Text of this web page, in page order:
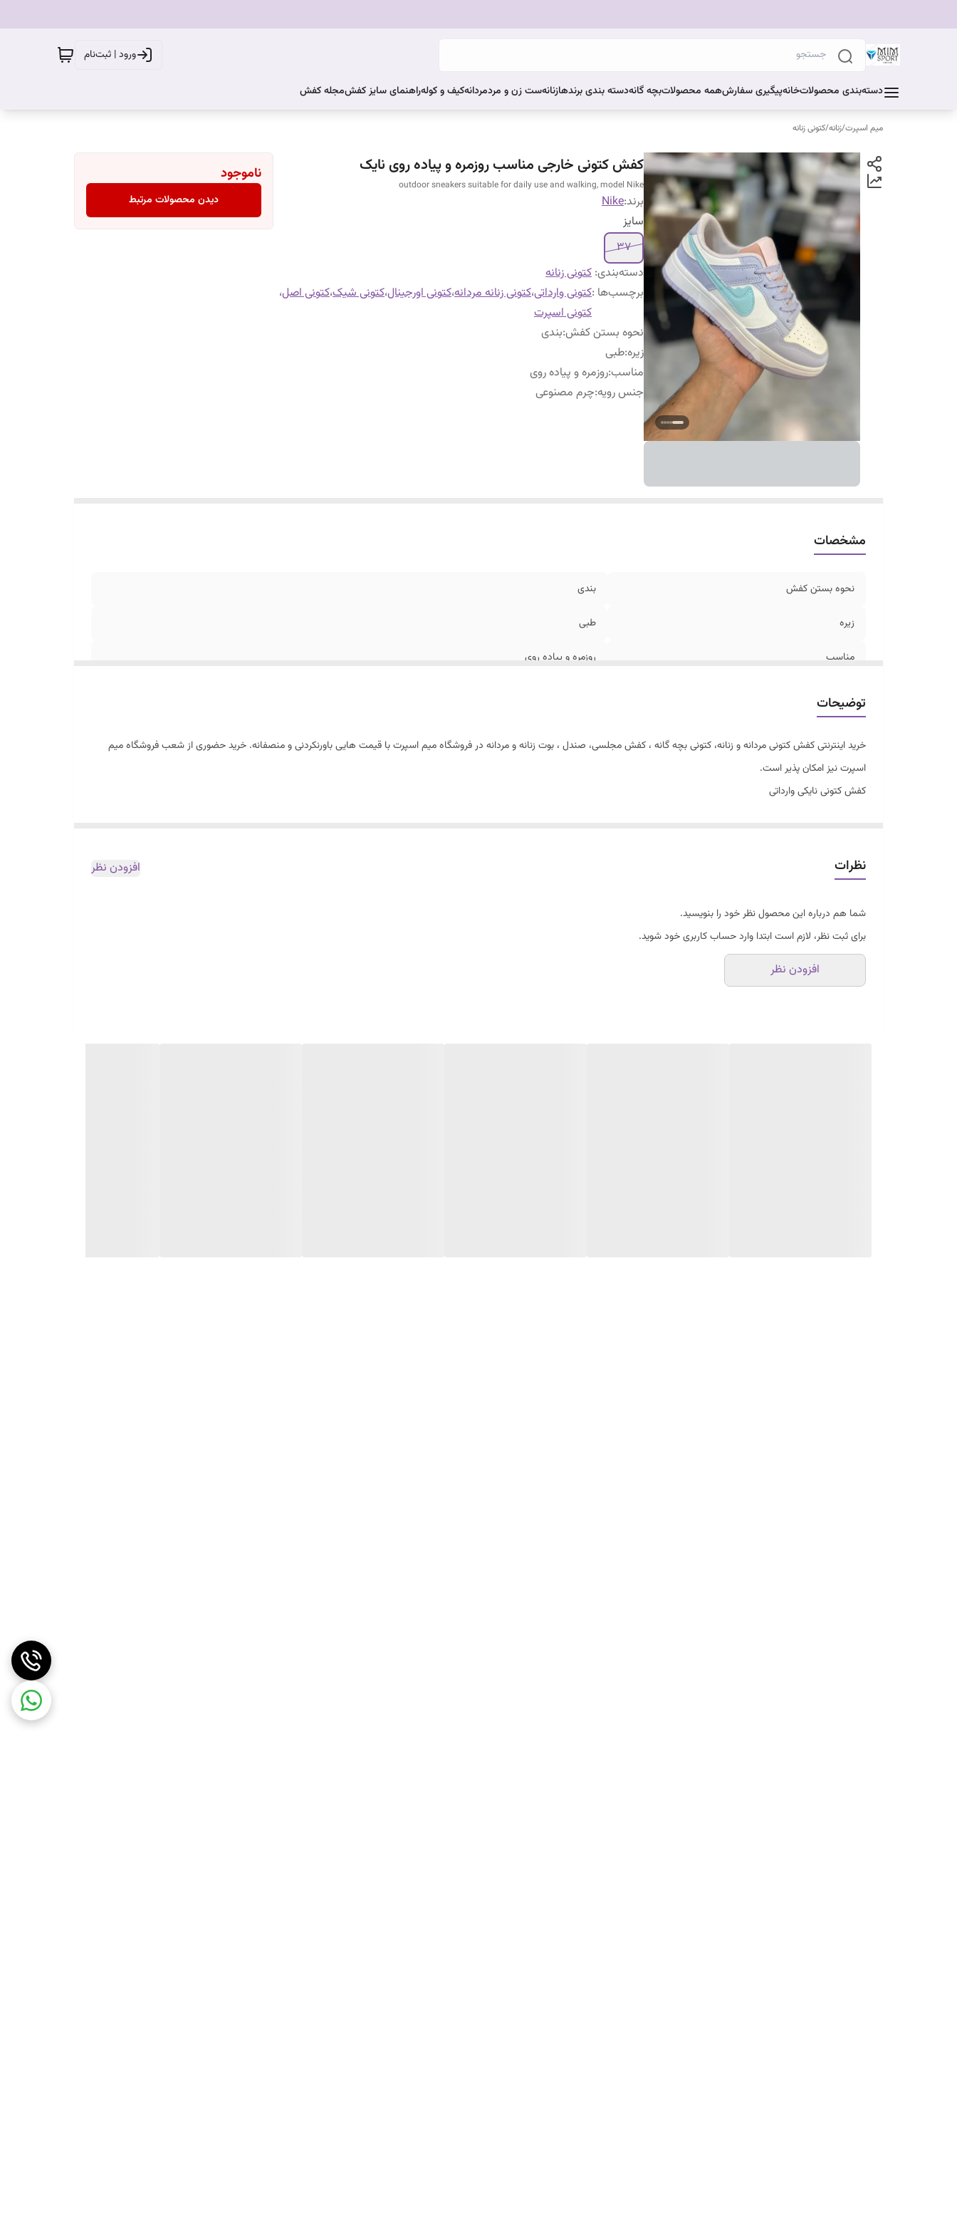
ورود | ثبت‌نام
دسته‌بندی محصولاتخانهپیگیری سفارشهمه محصولاتبچه گانهدسته بندی برندهازنانهست زن و مردمردانهکیف و کولهراهنمای سایز کفشمجله کفش
میم اسپرت/زنانه/کتونی زنانه
کفش کتونی خارجی مناسب روزمره و پیاده روی نایک
outdoor sneakers suitable for daily use and walking, model Nike
برند:Nike
سایز
۳۷
دسته‌بندی: کتونی زنانه
برچسب‌ها :کتونی وارداتی،کتونی زنانه مردانه،کتونی اورجینال،کتونی شیک،کتونی اصل،
کتونی اسپرت
نحوه بستن کفش:بندی
زیره:طبی
مناسب:روزمره و پیاده روی
جنس رویه:چرم مصنوعی
ناموجود
دیدن محصولات مرتبط
مشخصات
نحوه بستن کفش بندی
زیره طبی
مناسب روزمره و پیاده روی
توضیحات
خرید اینترنتی کفش کتونی مردانه و زنانه، کتونی بچه گانه ، کفش مجلسی، صندل ، بوت زنانه و مردانه در فروشگاه میم اسپرت با قیمت هایی باورنکردنی و منصفانه. خرید حضوری از شعب فروشگاه میم
اسپرت نیز امکان پذیر است.
کفش کتونی نایکی وارداتی
دور دوخت و کف دوخت
قابل شستشو
سایزبندی 37 تا 41
نظرات افزودن نظر
شما هم درباره این محصول نظر خود را بنویسید.
برای ثبت نظر، لازم است ابتدا وارد حساب کاربری خود شوید.
افزودن نظر